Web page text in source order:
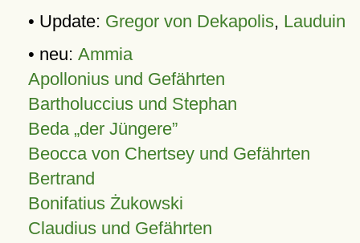
• Update: Gregor von Dekapolis, Lauduin
• neu: Ammia
Apollonius und Gefährten
Bartholuccius und Stephan
Beda „der Jüngere”
Beocca von Chertsey und Gefährten
Bertrand
Bonifatius Żukowski
Claudius und Gefährten